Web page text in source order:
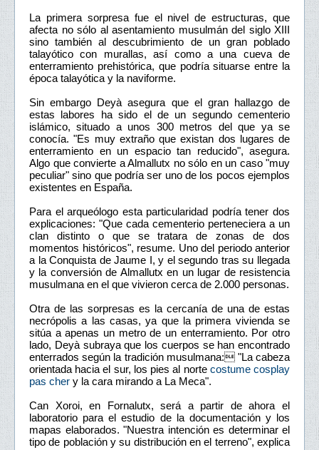
La primera sorpresa fue el nivel de estructuras, que
afecta no sólo al asentamiento musulmán del siglo XIII
sino también al descubrimiento de un gran poblado
talayótico con murallas, así como a una cueva de
enterramiento prehistórica, que podría situarse entre la
época talayótica y la naviforme.
Sin embargo Deyà asegura que el gran hallazgo de
estas labores ha sido el de un segundo cementerio
islámico, situado a unos 300 metros del que ya se
conocía. "Es muy extraño que existan dos lugares de
enterramiento en un espacio tan reducido", asegura.
Algo que convierte a Almallutx no sólo en un caso "muy
peculiar" sino que podría ser uno de los pocos ejemplos
existentes en España.
Para el arqueólogo esta particularidad podría tener dos
explicaciones: "Que cada cementerio perteneciera a un
clan distinto o que se tratara de zonas de dos
momentos históricos", resume. Uno del periodo anterior
a la Conquista de Jaume I, y el segundo tras su llegada
y la conversión de Almallutx en un lugar de resistencia
musulmana en el que vivieron cerca de 2.000 personas.
Otra de las sorpresas es la cercanía de una de estas
necrópolis a las casas, ya que la primera vivienda se
sitúa a apenas un metro de un enterramiento. Por otro
lado, Deyà subraya que los cuerpos se han encontrado
enterrados según la tradición musulmana: "La cabeza
orientada hacia el sur, los pies al norte costume cosplay
pas cher y la cara mirando a La Meca".
Can Xoroi, en Fornalutx, será a partir de ahora el
laboratorio para el estudio de la documentación y los
mapas elaborados. "Nuestra intención es determinar el
tipo de población y su distribución en el terreno", explica